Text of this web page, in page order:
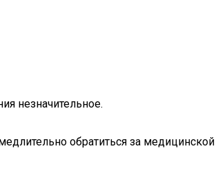
незначительное.
обратиться за медицинской